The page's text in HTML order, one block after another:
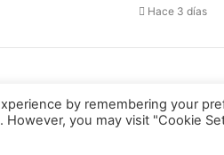
Hace 3 días
by remembering your
you may visit "Cookie